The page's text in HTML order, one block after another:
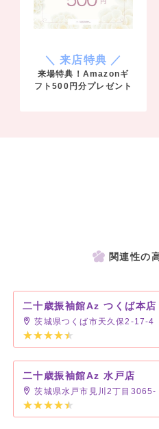
＼ 来店特典 ／
来場特典！Amazonギ
フト500円分プレゼント
関連性の
二十歳振袖館Az つくば本店
茨城県つくば市天久保2-17-4
二十歳振袖館Az 水戸店
茨城県水戸市見川2丁目3065-